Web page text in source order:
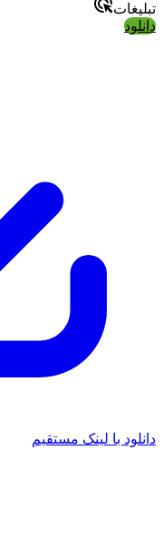
تبلیغات
دانلود
دانلود با لینک مستقیم